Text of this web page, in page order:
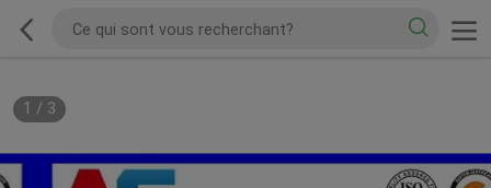
1 / 3